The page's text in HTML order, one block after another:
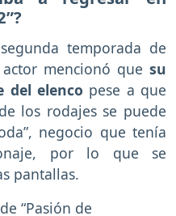
temporada de
actor mencionó que su
del elenco pese a que
los rodajes se puede
negocio que tenía
por lo que se
pantallas.